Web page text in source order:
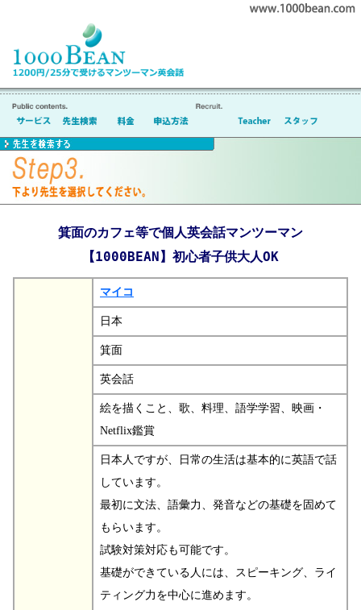
箕面のカフェ等で個人英会話マンツーマン
【1000BEAN】初心者子供大人OK
マイコ
日本
箕面
英会話
絵を描くこと、歌、料理、語学学習、映画・
Netflix鑑賞
日本人ですが、日常の生活は基本的に英語で話
しています。
最初に文法、語彙力、発音などの基礎を固めて
もらいます。
試験対策対応も可能です。
基礎ができている人には、スピーキング、ライ
ティング力を中心に進めます。